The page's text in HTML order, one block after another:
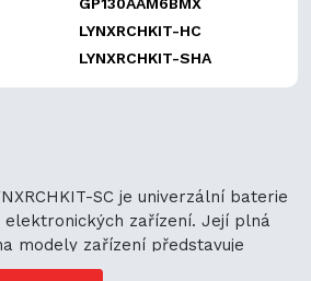
LYNXRCHKIT-HC
LYNXRCHKIT-SHA
SC je univerzální baterie
zařízení. Její plná
modely zařízení představuje
nákupu. Její univerzální použití